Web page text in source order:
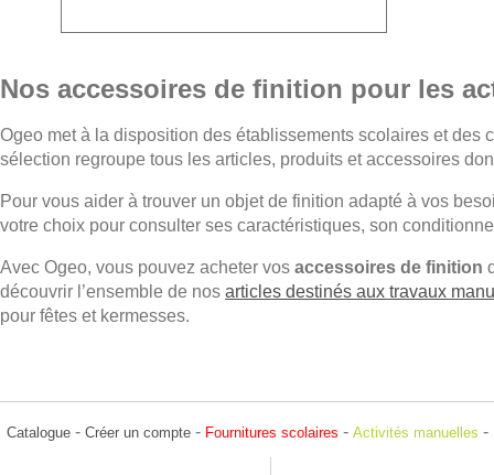
Nos accessoires de finition pour les
Ogeo met à la disposition des établissements scolaires et des
sélection regroupe tous les articles, produits et accessoires
Pour vous aider à trouver un objet de finition adapté à vos
votre choix pour consulter ses caractéristiques, son
Avec Ogeo, vous pouvez acheter vos accessoires de finition
découvrir l’ensemble de nos articles destinés aux travaux
pour fêtes et kermesses.
Catalogue - Créer un compte - Fournitures scolaires - Activités manuelles -